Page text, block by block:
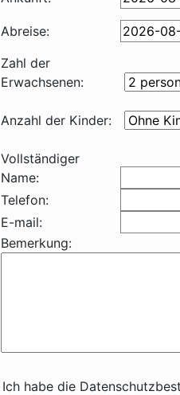
Abreise:
Zahl der
Erwachsenen:
Anzahl der Kinder:
Vollständiger
Name:
Telefon:
E-mail:
Bemerkung:
Ich habe die